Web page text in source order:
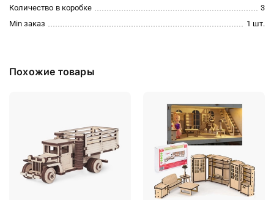
Количество в коробке
3
Min заказ
1 шт.
Похожие товары